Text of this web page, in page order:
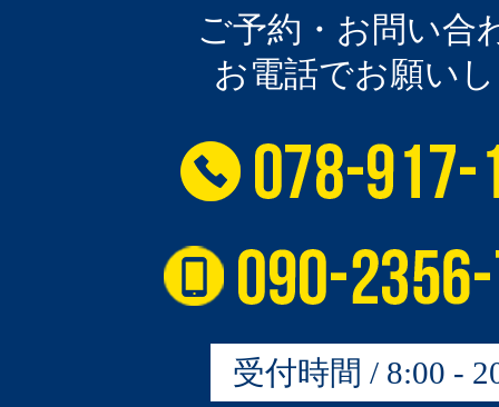
ご予約・お問い合
お電話でお願い
受付時間 / 8:00 -